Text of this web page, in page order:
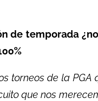
de temporada
torneos de la PGA
que nos